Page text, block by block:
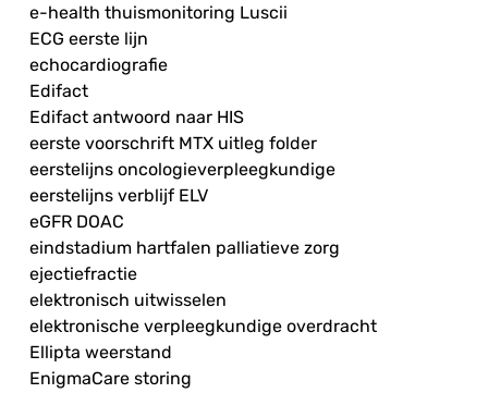
e-health thuismonitoring Luscii
ECG eerste lijn
echocardiografie
Edifact
Edifact antwoord naar HIS
eerste voorschrift MTX uitleg folder
eerstelijns oncologieverpleegkundige
eerstelijns verblijf ELV
eGFR DOAC
eindstadium hartfalen palliatieve zorg
ejectiefractie
elektronisch uitwisselen
elektronische verpleegkundige overdracht
Ellipta weerstand
EnigmaCare storing